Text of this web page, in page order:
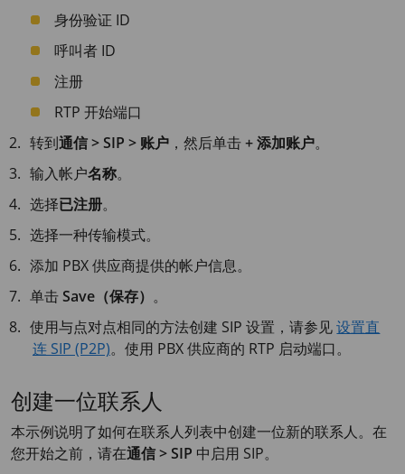
身份验证 ID
呼叫者 ID
注册
RTP 开始端口
转到通信 > SIP > 账户 ，然后单击+ 添加账户。
输入帐户名称。
选择已注册。
选择一种传输模式。
添加 PBX 供应商提供的帐户信息。
单击Save（保存） 。
使用与点对点相同的方法创建 SIP 设置，请参见设置直
连 SIP (P2P)。使用 PBX 供应商的 RTP 启动端口。
创建一位联系人
本示例说明了如何在联系人列表中创建一位新的联系人。在
您开始之前，请在通信 > SIP 中启用 SIP。